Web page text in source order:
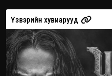
Үзвэрийн хувиарууд